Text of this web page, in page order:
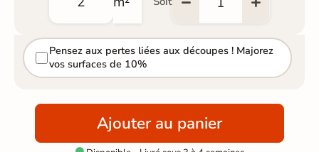
Pensez aux pertes liées aux découpes ! Majorez
vos surfaces de 10%
Ajouter au panier